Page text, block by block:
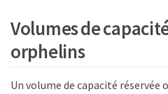
Volumes de
orphelins
Un volume de capacité réservée